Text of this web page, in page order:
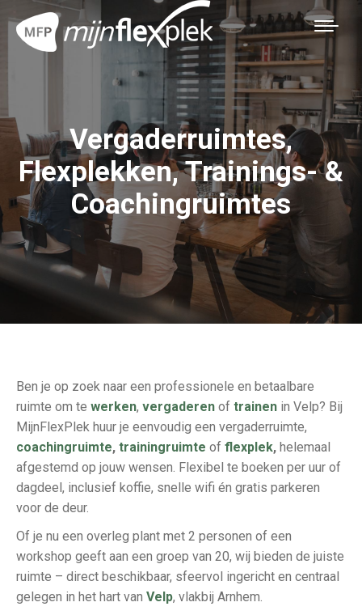
Vergaderruimtes,
Flexplekken, Trainings- &
Coachingruimtes
Ben je op zoek naar een professionele en betaalbare
ruimte om te werken, vergaderen of trainen in Velp? Bij
MijnFlexPlek huur je eenvoudig een vergaderruimte,
coachingruimte, trainingruimte of flexplek, helemaal
afgestemd op jouw wensen. Flexibel te boeken per uur of
dagdeel, inclusief koffie, snelle wifi én gratis parkeren
voor de deur.
Of je nu een overleg plant met 2 personen of een
workshop geeft aan een groep van 20, wij bieden de juiste
ruimte – direct beschikbaar, sfeervol ingericht en centraal
gelegen in het hart van Velp, vlakbij Arnhem.